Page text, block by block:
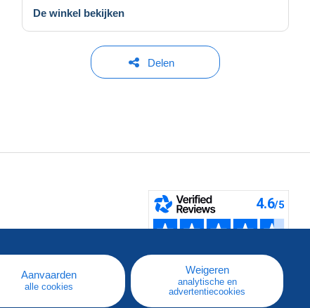
De winkel bekijken
Delen
Aanvaarden
alle cookies
Weigeren
analytische en
advertentiecookies